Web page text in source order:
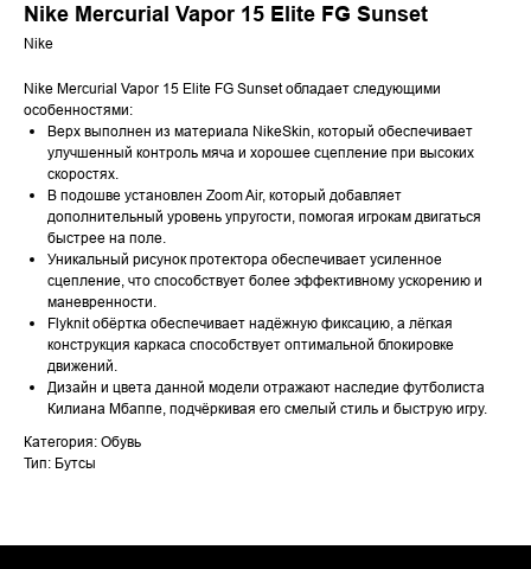
Nike Mercurial Vapor 15 Elite FG Sunset
Nike
Nike Mercurial Vapor 15 Elite FG Sunset обладает следующими
особенностями:
Верх выполнен из материала NikeSkin, который обеспечивает
улучшенный контроль мяча и хорошее сцепление при высоких
скоростях.
В подошве установлен Zoom Air, который добавляет
дополнительный уровень упругости, помогая игрокам двигаться
быстрее на поле.
Уникальный рисунок протектора обеспечивает усиленное
сцепление, что способствует более эффективному ускорению и
маневренности.
Flyknit обёртка обеспечивает надёжную фиксацию, а лёгкая
конструкция каркаса способствует оптимальной блокировке
движений.
Дизайн и цвета данной модели отражают наследие футболиста
Килиана Мбаппе, подчёркивая его смелый стиль и быструю игру.
Категория: Обувь
Тип: Бутсы